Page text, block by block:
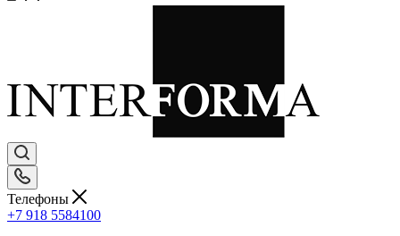
Телефоны
+7 918 5584100